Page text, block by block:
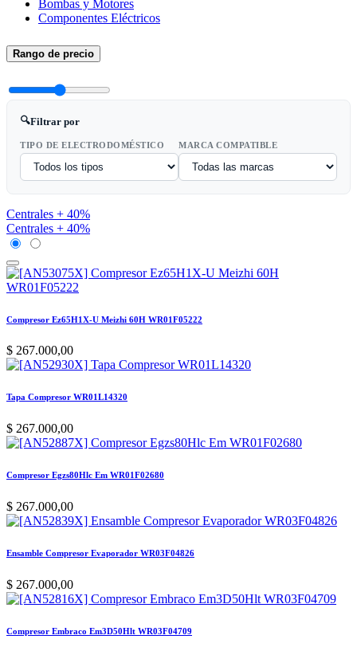
Bombas y Motores
Componentes Eléctricos
Rango de precio
🔍Filtrar por
TIPO DE ELECTRODOMÉSTICO MARCA COMPATIBLE
Centrales + 40%
Centrales + 40%
Compresor Ez65H1X-U Meizhi 60H WR01F05222
$ 267.000,00
Tapa Compresor WR01L14320
$ 267.000,00
Compresor Egzs80Hlc Em WR01F02680
$ 267.000,00
Ensamble Compresor Evaporador WR03F04826
$ 267.000,00
Compresor Embraco Em3D50Hlt WR03F04709